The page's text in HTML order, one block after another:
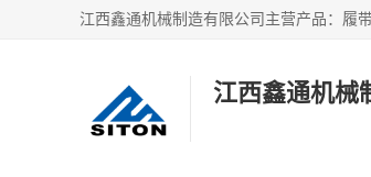
江西鑫通机械